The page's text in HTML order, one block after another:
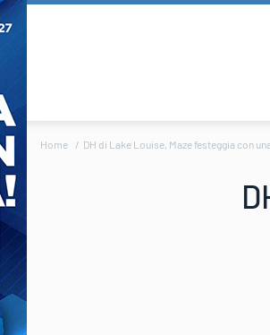
Home DH di Lake Louise, Maze festeggia con